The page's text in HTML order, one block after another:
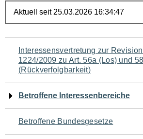
Navigation
für
den
Seiteninhalt
Interessensvertretung zur
1224/2009 zu Art. 56a (Los) und 58
(Rückverfolgbarkeit)
Betroffene Interessenbereiche
Betroffene Bundesgesetze